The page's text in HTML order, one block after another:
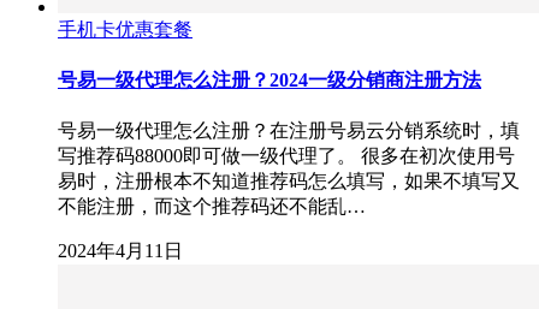
手机卡优惠套餐
号易一级代理怎么注册？2024一级分销商注册方法
号易一级代理怎么注册？在注册号易云分销系统时，填
写推荐码88000即可做一级代理了。 很多在初次使用号
易时，注册根本不知道推荐码怎么填写，如果不填写又
不能注册，而这个推荐码还不能乱…
2024年4月11日